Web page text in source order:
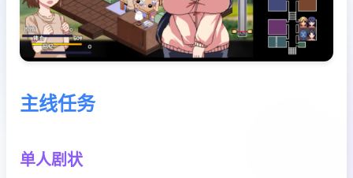
主线任务
单人剧状